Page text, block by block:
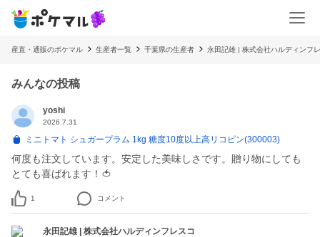
産直・通販のポケマル 生産者一覧 千葉県の生産者 永田記雄 | 株式会社ハルディンフ
みんなの投稿
yoshi
2026.7.31
ミニトマト シュガープラム 1kg 糖度10度以上高リコピン(300003)
何度も注文しています。安定した美味しさです。贈り物にしても
とても喜ばれます！🍅
1 コメント
永田記雄 | 株式会社ハルディンフレスコ